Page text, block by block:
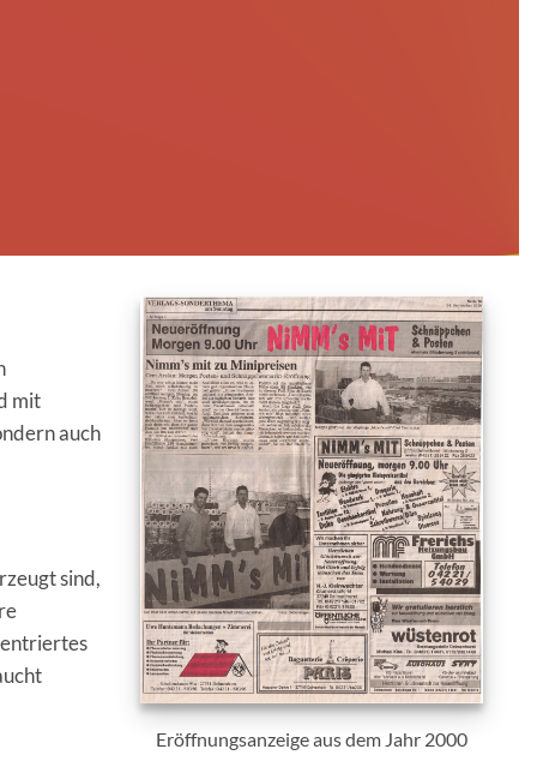
mit
auch
sind,
Eröffnungsanzeige aus dem Jahr 2000